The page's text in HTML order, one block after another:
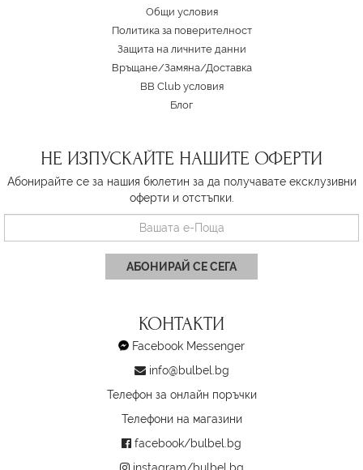
Oбщи условия
Политика за поверителност
Защита на личните данни
Връщане/Замяна/Доставка
BB Club условия
Блог
НЕ ИЗПУСКАЙТЕ НАШИТЕ ОФЕРТИ
Абонирайте се за нашия бюлетин за да получавате ексклузивни
оферти и отстъпки.
АБОНИРАЙ СЕ СЕГА
КОНТАКТИ
Facebook Messenger
info@bulbel.bg
Телефон за онлайн поръчки
Телефони на магазини
facebook/bulbel.bg